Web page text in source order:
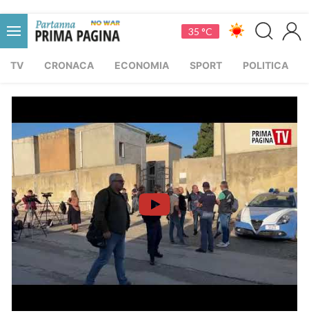
35 °C
TV CRONACA ECONOMIA SPORT POLITICA